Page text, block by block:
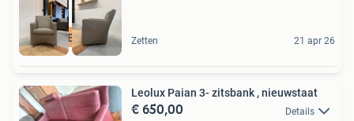
GESLOTEN VAKANTIE Zetten 21 apr 26
Leolux Paian 3- zitsbank , nieuwstaat
€ 650,00 Details